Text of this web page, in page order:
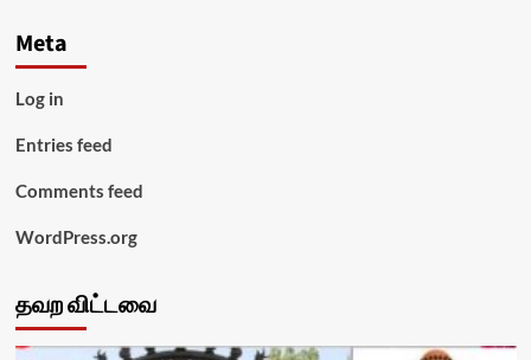
Meta
Log in
Entries feed
Comments feed
WordPress.org
தவற விட்டவை